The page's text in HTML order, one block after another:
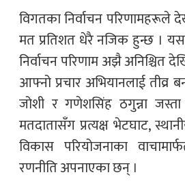
विगतका निर्वाचन परिणामहरूले
मत प्रतिशत धेरै नजिक हुन्छ ।
निर्वाचन परिणाम अझै अनिश्चित
आफ्नो प्रचार अभियानलाई तीव्र
जोशी र गणेशसिंह ठगुन्ना जस्ता
मतदातासँग प्रत्यक्ष भेटघाट,
विकास परियोजनाका
रणनीति अपनाएका छन् ।